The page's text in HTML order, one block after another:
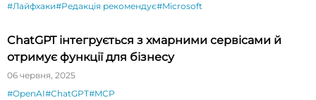
#Лайфхаки#Редакція рекомендує#Microsoft
ChatGPT інтегрується з хмарними сервісами й
отримує функції для бізнесу
06 червня, 2025
#OpenAI#ChatGPT#MCP